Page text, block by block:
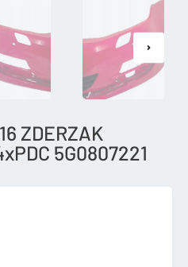
ZDERZAK
5G0807221